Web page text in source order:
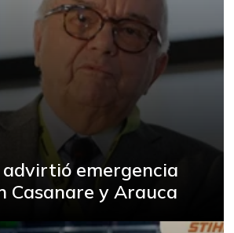
advirtió emergencia
Casanare y Arauca